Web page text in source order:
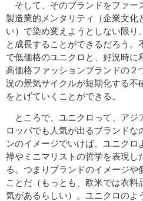
そして、そのブランドをファー
製造業的メンタリティ（企業文化
い）で染め変えようとしない限り
と成長することができるだろう。
で低価格のユニクロと、好況時に
高価格ファッションブランドの２
況の景気サイクルが短期化する不
をとげていくことができる。
ところで、ユニクロって、アジ
ロッパでも人気が出るブランド
ンのイメージでいけば、ユニクロ
禅やミニマリストの哲学を表現し
る。つまりブランドのイメージや
ことだ（もっとも、欧米では衣料
気があるらしい）。ユニクロのよ